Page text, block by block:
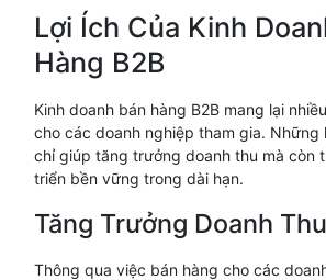
Lợi Ích Của Kinh
Hàng B2B
Kinh doanh bán hàng B2B mang lại
cho các doanh nghiệp tham gia. Những
chỉ giúp tăng trưởng doanh thu mà còn
triển bền vững trong dài hạn.
Tăng Trưởng Doanh Thu
Thông qua việc bán hàng cho các